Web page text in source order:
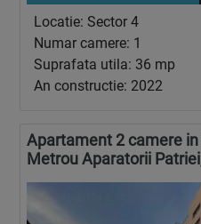
Locatie: Sector 4
Numar camere: 1
Suprafata utila: 36 mp
An constructie: 2022
Apartament 2 camere
Metrou Aparatorii